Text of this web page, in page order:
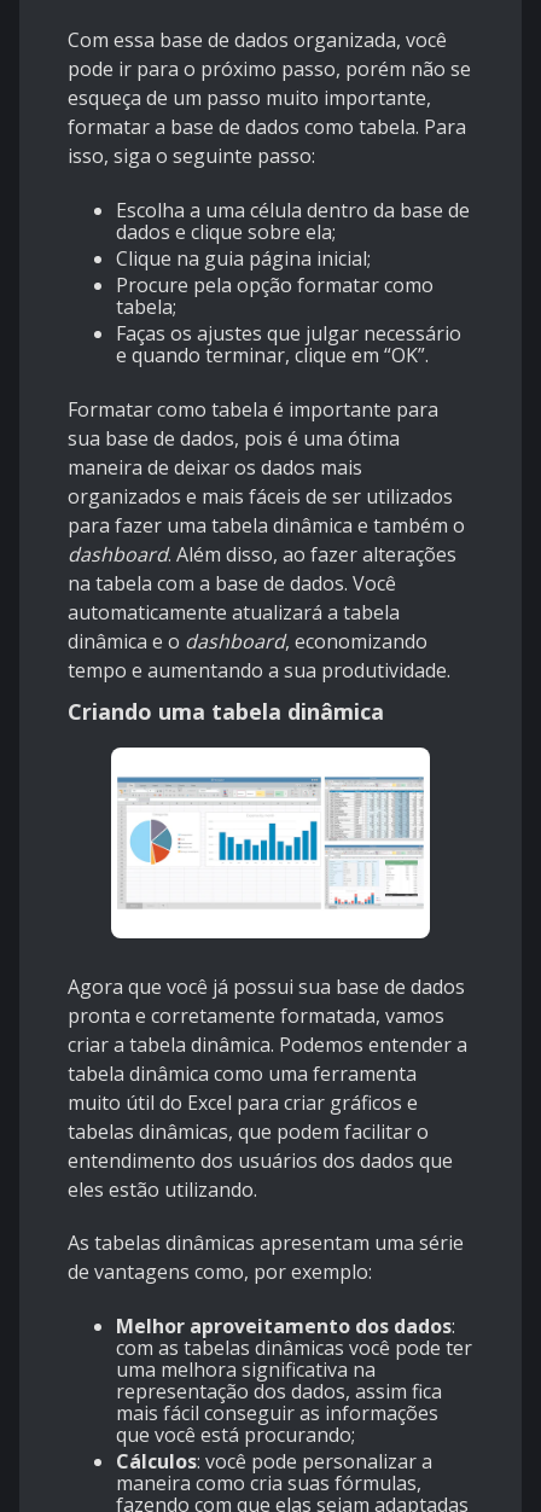
Com essa base de dados organizada, você
pode ir para o próximo passo, porém não se
esqueça de um passo muito importante,
formatar a base de dados como tabela. Para
isso, siga o seguinte passo:
Escolha a uma célula dentro da base de
dados e clique sobre ela;
Clique na guia página inicial;
Procure pela opção formatar como
tabela;
Faças os ajustes que julgar necessário
e quando terminar, clique em “OK”.
Formatar como tabela é importante para
sua base de dados, pois é uma ótima
maneira de deixar os dados mais
organizados e mais fáceis de ser utilizados
para fazer uma tabela dinâmica e também o
dashboard. Além disso, ao fazer alterações
na tabela com a base de dados. Você
automaticamente atualizará a tabela
dinâmica e o dashboard, economizando
tempo e aumentando a sua produtividade.
Criando uma tabela dinâmica
Agora que você já possui sua base de dados
pronta e corretamente formatada, vamos
criar a tabela dinâmica. Podemos entender a
tabela dinâmica como uma ferramenta
muito útil do Excel para criar gráficos e
tabelas dinâmicas, que podem facilitar o
entendimento dos usuários dos dados que
eles estão utilizando.
As tabelas dinâmicas apresentam uma série
de vantagens como, por exemplo:
Melhor aproveitamento dos dados:
com as tabelas dinâmicas você pode ter
uma melhora significativa na
representação dos dados, assim fica
mais fácil conseguir as informações
que você está procurando;
Cálculos: você pode personalizar a
maneira como cria suas fórmulas,
fazendo com que elas sejam adaptadas